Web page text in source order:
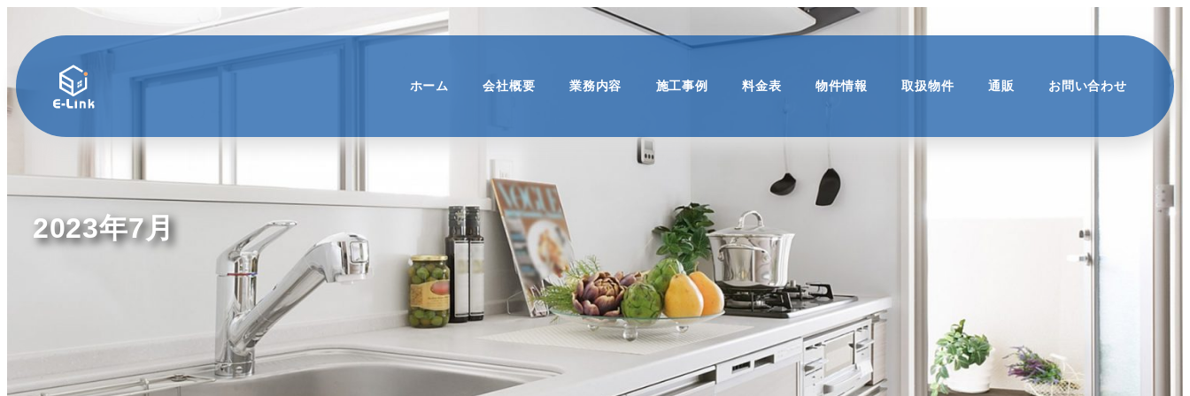
ホーム 会社概要 業務内容 施工事例 料金表 物件情報 取扱物件 通販 お問い合わせ
2023年7月